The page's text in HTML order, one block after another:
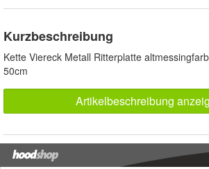
Kurzbeschreibung
Kette Viereck Metall Ritterplatte
50cm
Artikelbeschreibung